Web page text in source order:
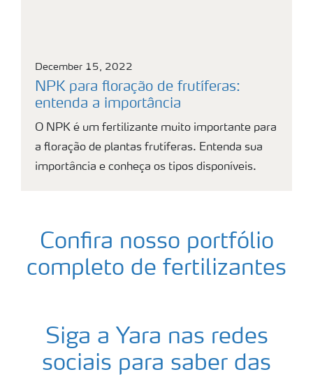
December 15, 2022
NPK para floração de frutíferas:
entenda a importância
O NPK é um fertilizante muito importante para
a floração de plantas frutíferas. Entenda sua
importância e conheça os tipos disponíveis.
Confira nosso portfólio
completo de fertilizantes
Siga a Yara nas redes
sociais para saber das